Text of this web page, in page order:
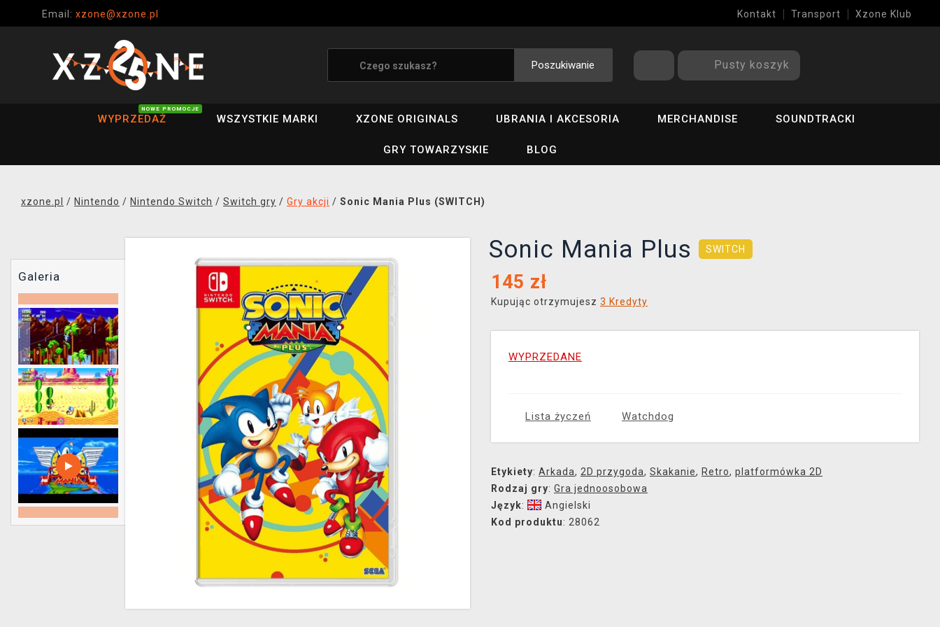
Email: xzone@xzone.pl Kontakt Transport Xzone Klub
Poszukiwanie Pusty koszyk
WYPRZEDAŻ
NOWE PROMOCJE
WSZYSTKIE MARKI XZONE ORIGINALS UBRANIA I AKCESORIA MERCHANDISE SOUNDTRACKI
GRY TOWARZYSKIE BLOG
xzone.pl / Nintendo / Nintendo Switch / Switch gry / Gry akcji / Sonic Mania Plus (SWITCH)
Galeria
Sonic Mania Plus SWITCH
145 zł
Kupując otrzymujesz 3 Kredyty
WYPRZEDANE
Lista życzeń Watchdog
Etykiety: Arkada, 2D przygoda, Skakanie, Retro, platformówka 2D
Rodzaj gry: Gra jednoosobowa
Język:
Angielski
Kod produktu: 28062